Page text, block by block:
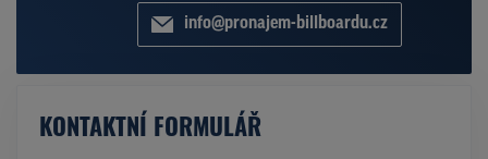
info@pronajem-billboardu.cz
KONTAKTNÍ FORMULÁŘ